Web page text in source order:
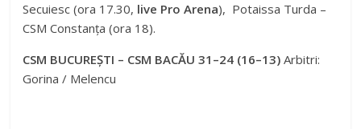
Secuiesc (ora 17.30, live Pro Arena), Potaissa Turda –
CSM Constanța (ora 18).
CSM BUCUREȘTI – CSM BACĂU 31–24 (16–13) Arbitri:
Gorina / Melencu